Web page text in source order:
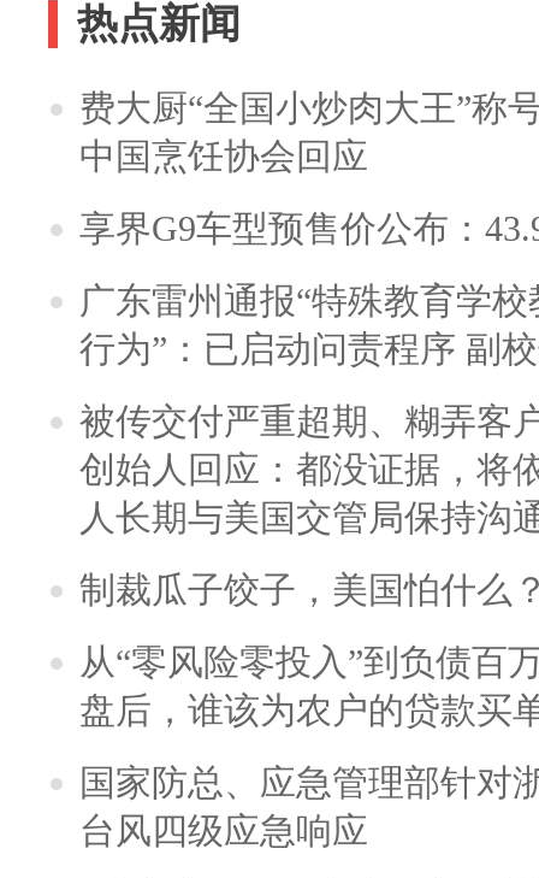
热点新闻
费大厨“全国小炒肉大王”称
中国烹饪协会回应
享界G9车型预售价公布：
广东雷州通报“特殊教育学
行为”：已启动问责程序 副
被传交付严重超期、糊弄客
创始人回应：都没证据，将
人长期与美国交管局保持沟
制裁瓜子饺子，美国怕什么
从“零风险零投入”到负债百
盘后，谁该为农户的贷款买
国家防总、应急管理部针对
台风四级应急响应